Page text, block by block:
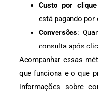
Custo por clique
está pagando por
Conversões:
consulta após
Acompanhar essas
que funciona e o que
informações sobre